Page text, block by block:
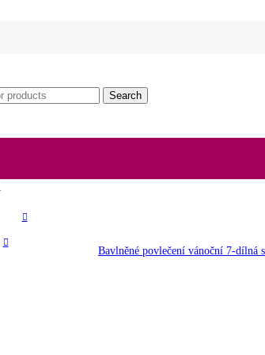
Search
Bavlněné povlečení vánoční 7-dílná